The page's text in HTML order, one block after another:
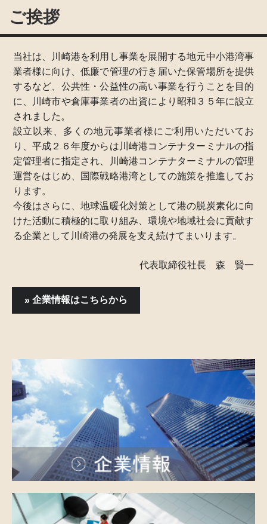
ご挨拶
当社は、川崎港を利用し事業を展開する地元中小港湾事
業者様に向け、低廉で管理の行き届いた保管場所を提供
するなど、公共性・公益性の高い事業を行うことを目的
に、川崎市や倉庫事業者の出資により昭和３５年に設立
されました。
設立以来、多くの地元事業者様にご利用いただいてお
り、平成２６年度からは川崎港コンテナターミナルの指
定管理者に指定され、川崎港コンテナターミナルの管理
運営をはじめ、国際戦略港湾としての施策を推進してお
ります。
今後はさらに、地球温暖化対策として港の脱炭素化に向
けた活動に積極的に取り組み、環境や地域社会に貢献す
る企業として川崎港の発展を支え続けてまいります。
代表取締役社長 森 賢一
企業情報はこちらから